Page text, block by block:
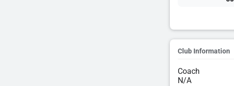
Club Information
Coach
N/A